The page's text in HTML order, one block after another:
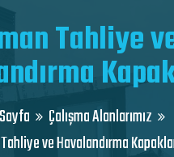
Tahliye
Çalışma Alanlarımız
ve Havalandırma